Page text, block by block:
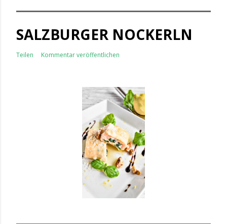
SALZBURGER NOCKERLN
Teilen Kommentar veröffentlichen